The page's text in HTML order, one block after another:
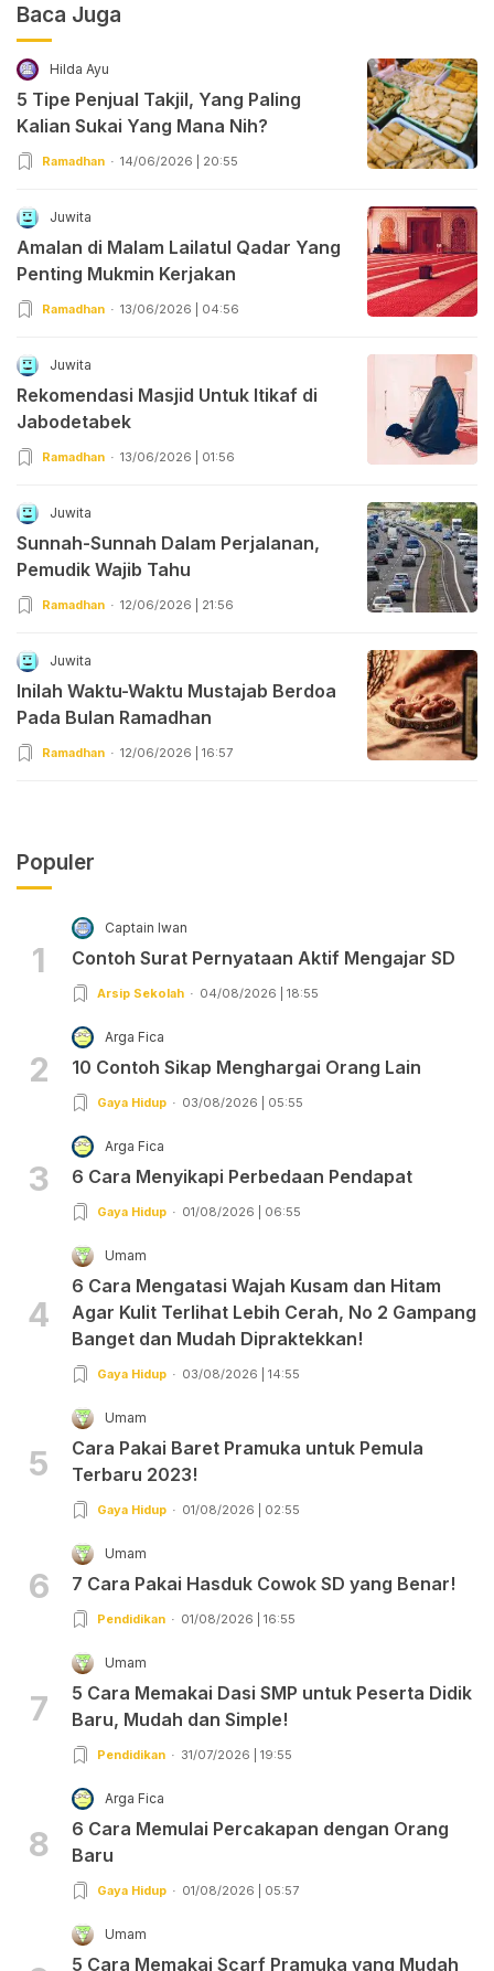
Baca Juga
Hilda Ayu
5 Tipe Penjual Takjil, Yang Paling
Kalian Sukai Yang Mana Nih?
Ramadhan 14/06/2026 | 20:55
Juwita
Amalan di Malam Lailatul Qadar Yang
Penting Mukmin Kerjakan
Ramadhan 13/06/2026 | 04:56
Juwita
Rekomendasi Masjid Untuk Itikaf di
Jabodetabek
Ramadhan 13/06/2026 | 01:56
Juwita
Sunnah-Sunnah Dalam Perjalanan,
Pemudik Wajib Tahu
Ramadhan 12/06/2026 | 21:56
Juwita
Inilah Waktu-Waktu Mustajab Berdoa
Pada Bulan Ramadhan
Ramadhan 12/06/2026 | 16:57
Populer
1
Captain Iwan
Contoh Surat Pernyataan Aktif Mengajar SD
Arsip Sekolah 04/08/2026 | 18:55
2
Arga Fica
10 Contoh Sikap Menghargai Orang Lain
Gaya Hidup 03/08/2026 | 05:55
3
Arga Fica
6 Cara Menyikapi Perbedaan Pendapat
Gaya Hidup 01/08/2026 | 06:55
4
Umam
6 Cara Mengatasi Wajah Kusam dan Hitam
Agar Kulit Terlihat Lebih Cerah, No 2 Gampang
Banget dan Mudah Dipraktekkan!
Gaya Hidup 03/08/2026 | 14:55
5
Umam
Cara Pakai Baret Pramuka untuk Pemula
Terbaru 2023!
Gaya Hidup 01/08/2026 | 02:55
6
Umam
7 Cara Pakai Hasduk Cowok SD yang Benar!
Pendidikan 01/08/2026 | 16:55
7
Umam
5 Cara Memakai Dasi SMP untuk Peserta Didik
Baru, Mudah dan Simple!
Pendidikan 31/07/2026 | 19:55
8
Arga Fica
6 Cara Memulai Percakapan dengan Orang
Baru
Gaya Hidup 01/08/2026 | 05:57
Umam
5 Cara Memakai Scarf Pramuka yang Mudah